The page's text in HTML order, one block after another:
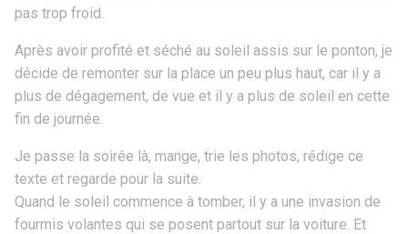
pas trop froid.
Après avoir profité et séché au soleil assis sur le ponton, je
décide de remonter sur la place un peu plus haut, car il y a
plus de dégagement, de vue et il y a plus de soleil en cette
fin de journée.
Je passe la soirée là, mange, trie les photos, rédige ce
texte et regarde pour la suite.
Quand le soleil commence à tomber, il y a une invasion de
fourmis volantes qui se posent partout sur la voiture. Et